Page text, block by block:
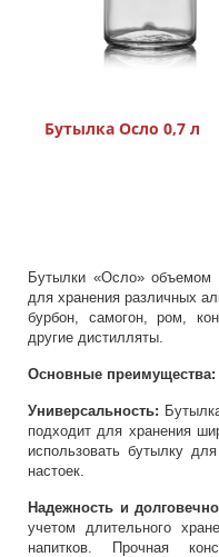
Бутылка Осло 0,7 л
Бутылки «Осло»
для хранения различных
бурбон, самогон, ром,
другие дистилляты.
Основные преимущества:
Универсальность:
подходит для хранения
использовать бутылку
настоек.
Надежность и
учетом длительного
напитков. Прочная